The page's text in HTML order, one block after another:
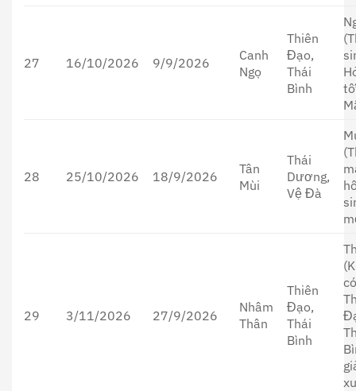
27 16/10/2026 9/9/2026
Canh
Ngọ
Thiên
Đạo,
Thái
Bình
28 25/10/2026 18/9/2026
Tân
Mùi
Thái
Dương,
Vệ Đà
29 3/11/2026 27/9/2026
Nhâm
Thân
Thiên
Đạo,
Thái
Bình